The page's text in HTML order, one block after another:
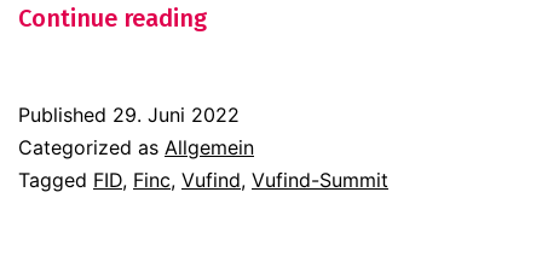
Continue readingDer
auf
dem
Published 29. Juni 2022
Categorized as Allgemein
Tagged FID, Finc, Vufind, Vufind-Summit